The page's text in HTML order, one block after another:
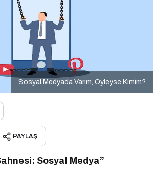
Sosyal Medyada Varım, Öyleyse Kimim?
PAYLAŞ
Sosyal Medya”